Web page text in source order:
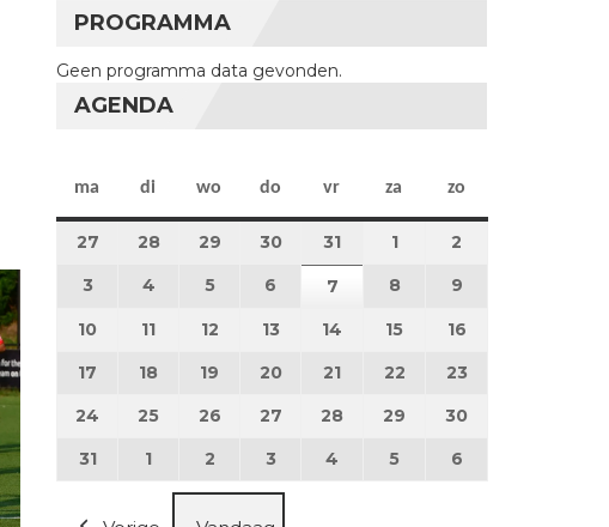
PROGRAMMA
Geen programma data gevonden.
AGENDA
ma maandag
di dinsdag
wo woensdag
do donderdag
vr vrijdag
za zaterdag
zo
27 27 juli 2026
28 28 juli 2026
29 29 juli 2026
3030 juli 2026
31 31 juli 2026
11 augustus 2026
2
3 3 augustus 2026
4 4 augustus 2026
55 augustus 2026
6 6 augustus 2026
7 7 augustus 2026
8 8 augustus 2026
9
10 10 augustus 2026
11 11 augustus 2026
12 12 augustus 2026
13 13 augustus 2026
14 14 augustus 2026
15 15 augustus 2026
16
17 17 augustus 2026
18 18 augustus 2026
19 19 augustus 2026
20 20 augustus 2026
21 21 augustus 2026
22 22 augustus 2026
23
24 24 augustus 2026
25 25 augustus 2026
26 26 augustus 2026
27 27 augustus 2026
28 28 augustus 2026
29 29 augustus 2026
30
3131 augustus 2026
1 1 september 2026
2 2 september 2026
3 3 september 2026
4 4 september 2026
5 5 september 2026
6